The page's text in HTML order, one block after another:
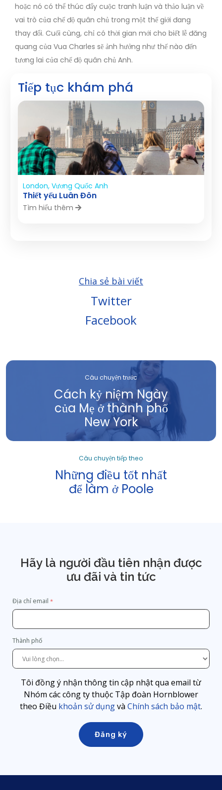
Tiếp tục khám phá
London, Vương Quốc Anh
Thiết yếu Luân Đôn
Tìm hiểu thêm
hoặc nó có thể thúc đẩy cuộc tranh luận và thảo luận về
vai trò của chế độ quân chủ trong một thế giới đang
thay đổi. Cuối cùng, chỉ có thời gian mới cho biết lễ đăng
quang của Vua Charles sẽ ảnh hưởng như thế nào đến
tương lai của chế độ quân chủ Anh.
Chia sẻ bài viết
Twitter
Facebook
Câu chuyện trước
Cách kỷ niệm Ngày
của Mẹ ở thành phố
New York
Câu chuyện tiếp theo
Những điều tốt nhất
để làm ở Poole
Hãy là người đầu tiên nhận được
ưu đãi và tin tức
Địa chỉ email
Thành phố
Tôi đồng ý nhận thông tin cập nhật qua email từ
Nhóm các công ty thuộc Tập đoàn Hornblower
theo Điều khoản sử dụngvà Chính sách bảo mật.